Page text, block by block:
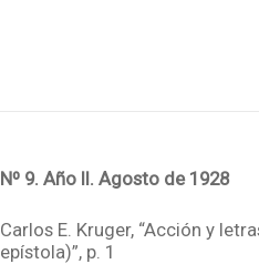
Nº 9. Año II. Agosto de 1928
Carlos E. Kruger, “Acción y
epístola)”, p. 1